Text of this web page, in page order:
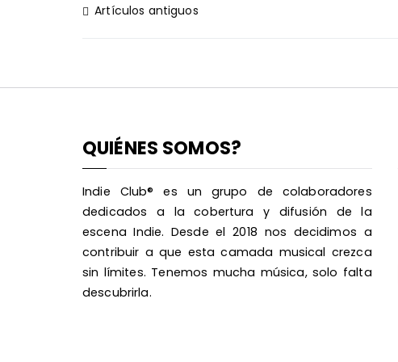
Navegación
Artículos antiguos
QUIÉNES SOMOS?
Indie Club® es un grupo de colaboradores
dedicados a la cobertura y difusión de la
escena Indie. Desde el 2018 nos decidimos a
contribuir a que esta camada musical crezca
sin límites. Tenemos mucha música, solo falta
descubrirla.